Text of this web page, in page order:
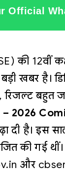
Official
की 12वीं
बड़ी खबर है।
बहुत
2026
दी है। इस
की गई थीं।
और